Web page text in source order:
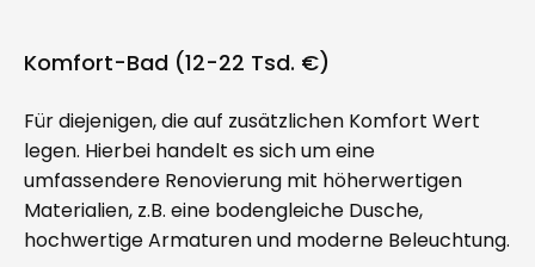
Komfort-Bad (12-22 Tsd. €)
Für diejenigen, die auf zusätzlichen Komfort Wert
legen. Hierbei handelt es sich um eine
umfassendere Renovierung mit höherwertigen
Materialien, z.B. eine bodengleiche Dusche,
hochwertige Armaturen und moderne Beleuchtung.